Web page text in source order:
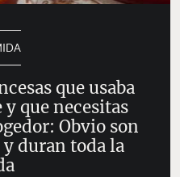
que usaba
que necesitas
Obvio son
y duran toda la